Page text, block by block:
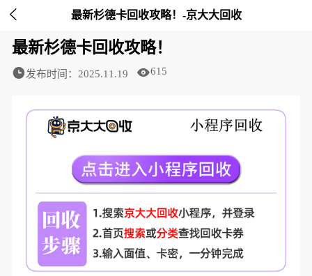
 最新杉德卡回收攻略！-京大大回收
最新杉德卡回收攻略！
发布时间：2025.11.19 615